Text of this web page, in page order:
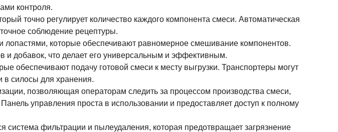
контроля.
точно регулирует количество каждого компонента смеси. Автоматическая
соблюдение рецептуры.
которые обеспечивают равномерное смешивание компонентов.
и добавок, что делает его универсальным и эффективным.
обеспечивают подачу готовой смеси к месту выгрузки. Транспортеры могут
в силосы для хранения.
позволяющая операторам следить за процессом производства смеси,
управления проста в использовании и предоставляет доступ к полному
система фильтрации и пылеудаления, которая предотвращает загрязнение